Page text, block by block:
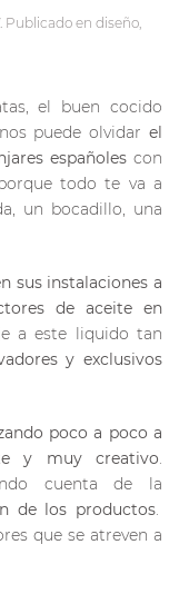
. Publicado en diseño,
el buen cocido
puede olvidar el
españoles con
todo te va a
un bocadillo, una
sus instalaciones a
de aceite en
a este liquido tan
y exclusivos
poco a poco a
y muy creativo.
cuenta de la
de los productos.
que se atreven a